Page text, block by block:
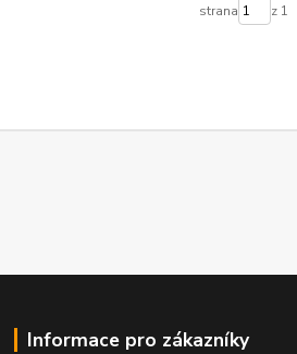
strana z 1
Informace pro zákazníky